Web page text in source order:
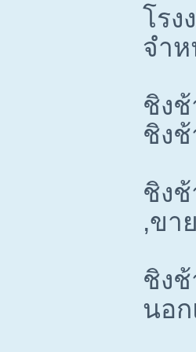
โรง
จำ
ชิง
ชิง
ชิง
,ขา
ชิง
นอ